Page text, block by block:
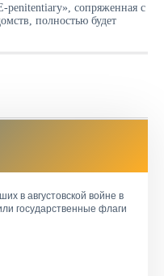
penitentiary», сопряженная с
полностью будет
в августовской войне в
государственные флаги